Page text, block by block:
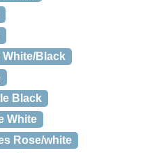
White/Black
Black
White
Rose/white